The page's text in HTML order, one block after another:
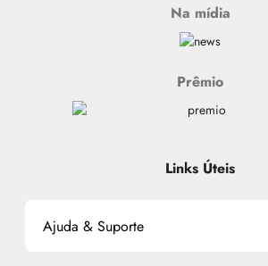
Na mídia
Prêmio
Links Úteis
Ajuda & Suporte